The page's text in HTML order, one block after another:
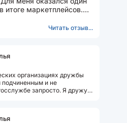
итоге маркетплейсов.
Читать отзыв...
организациях дружбы
и не
запросто. Я дружу